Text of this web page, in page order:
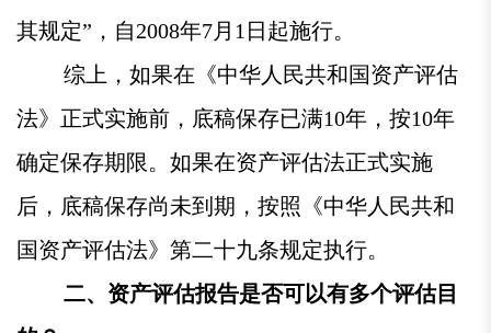
其规定”，自2008年7月1日起施行。
综上，如果在《中华人民共和国资产评估
法》正式实施前，底稿保存已满10年，按10年
确定保存期限。如果在资产评估法正式实施
后，底稿保存尚未到期，按照《中华人民共和
国资产评估法》第二十九条规定执行。
二、资产评估报告是否可以有多个评估目